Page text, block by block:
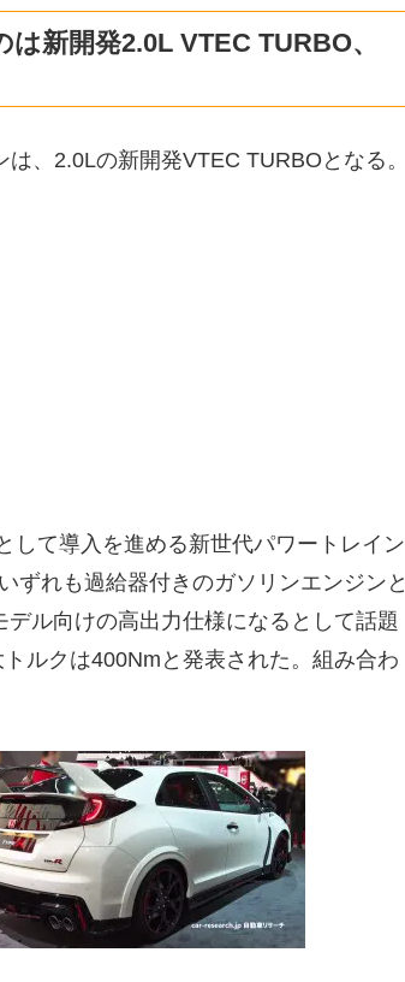
新開発2.0L VTEC TURBO、
、2.0Lの新開発VTEC TURBOとなる。
して導入を進める新世代パワートレイン
ずれも過給器付きのガソリンエンジンと
ル向けの高出力仕様になるとして話題
ルクは400Nmと発表された。組み合わ